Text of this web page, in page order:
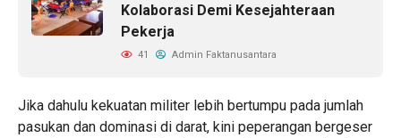
Kolaborasi Demi Kesejahteraan
Pekerja
41 Admin Faktanusantara
Jika dahulu kekuatan militer lebih bertumpu pada jumlah
pasukan dan dominasi di darat, kini peperangan bergeser